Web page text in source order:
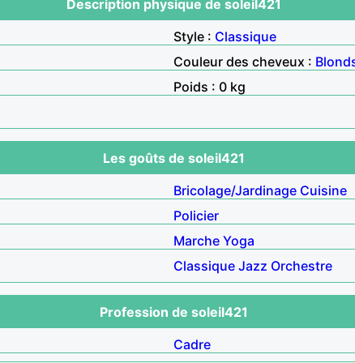
Description physique de soleil421
Style : Classique
Couleur des cheveux :
Poids : 0 kg
Les goûts de soleil421
Bricolage/Jardinage Cuisine
Policier
Marche Yoga
Classique Jazz Orchestre
Profession de soleil421
Cadre